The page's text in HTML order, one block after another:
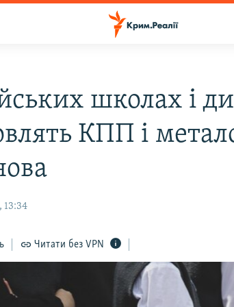
школах і
КПП і
13:34
Читати без VPN